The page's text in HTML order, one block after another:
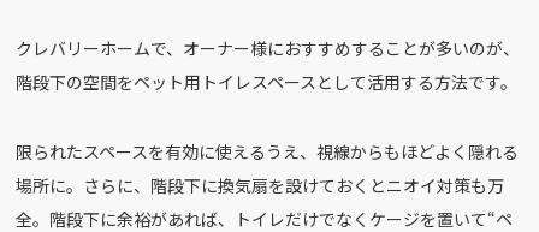
クレバリーホームで、オーナー様におすすめすることが多いのが、
階段下の空間をペット用トイレスペースとして活用する方法です。
限られたスペースを有効に使えるうえ、視線からもほどよく隠れる
場所に。さらに、階段下に換気扇を設けておくとニオイ対策も万
全。階段下に余裕があれば、トイレだけでなくケージを置いて“ペ